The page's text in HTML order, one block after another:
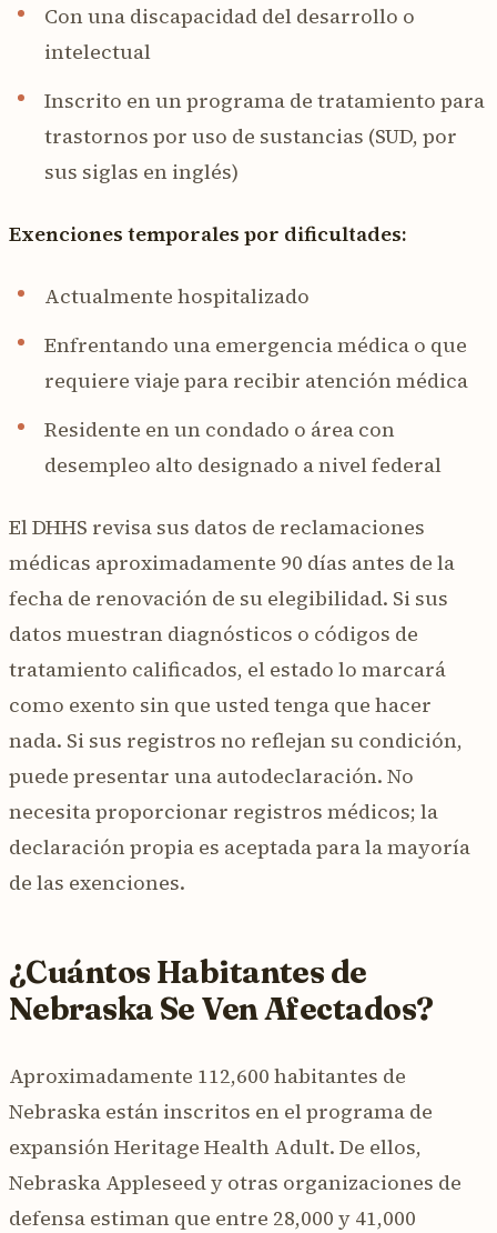
Con una discapacidad del desarrollo o
intelectual
Inscrito en un programa de tratamiento para
trastornos por uso de sustancias (SUD, por
sus siglas en inglés)
Exenciones temporales por dificultades:
Actualmente hospitalizado
Enfrentando una emergencia médica o que
requiere viaje para recibir atención médica
Residente en un condado o área con
desempleo alto designado a nivel federal
El DHHS revisa sus datos de reclamaciones
médicas aproximadamente 90 días antes de la
fecha de renovación de su elegibilidad. Si sus
datos muestran diagnósticos o códigos de
tratamiento calificados, el estado lo marcará
como exento sin que usted tenga que hacer
nada. Si sus registros no reflejan su condición,
puede presentar una autodeclaración. No
necesita proporcionar registros médicos; la
declaración propia es aceptada para la mayoría
de las exenciones.
¿Cuántos Habitantes de
Nebraska Se Ven Afectados?
Aproximadamente 112,600 habitantes de
Nebraska están inscritos en el programa de
expansión Heritage Health Adult. De ellos,
Nebraska Appleseed y otras organizaciones de
defensa estiman que entre 28,000 y 41,000